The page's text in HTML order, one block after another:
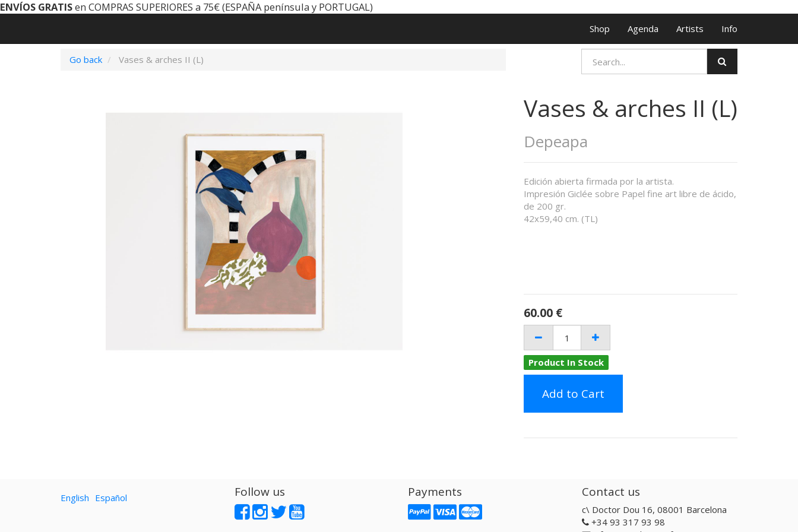
ENVÍOS GRATISen COMPRAS SUPERIORES a 75€ (ESPAÑA península y PORTUGAL)
Shop Agenda Artists Info
Go back Vases & arches II (L)
Vases & arches II (L)
Depeapa
Edición abierta firmada por la artista.
Impresión Giclée sobre Papel fine art libre de ácido,
de 200 gr.
42x59,40 cm. (TL)
60.00 €
Product In Stock
Add to Cart
English Español Follow us Payments Contact us
c\ Doctor Dou 16, 08001 Barcelona
+34 93 317 93 98